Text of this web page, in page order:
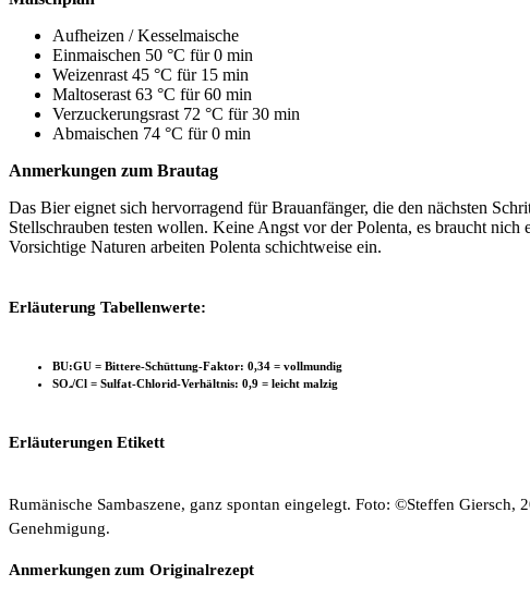
Aufheizen / Kesselmaische
Einmaischen 50 °C für 0 min
Weizenrast 45 °C für 15 min
Maltoserast 63 °C für 60 min
Verzuckerungsrast 72 °C für 30 min
Abmaischen 74 °C für 0 min
Anmerkungen zum Brautag
Das Bier eignet sich hervorragend für Brauanfänger, die den nächsten
Stellschrauben testen wollen. Keine Angst vor der Polenta, es braucht nich
Vorsichtige Naturen arbeiten Polenta schichtweise ein.
Erläuterung Tabellenwerte:
BU:GU = Bittere-Schüttung-Faktor: 0,34 = vollmundig
SO₄/Cl = Sulfat-Chlorid-Verhältnis: 0,9 = leicht malzig
Erläuterungen Etikett
Rumänische Sambaszene, ganz spontan eingelegt. Foto: ©Steffen Giersch,
Genehmigung.
Anmerkungen zum Originalrezept